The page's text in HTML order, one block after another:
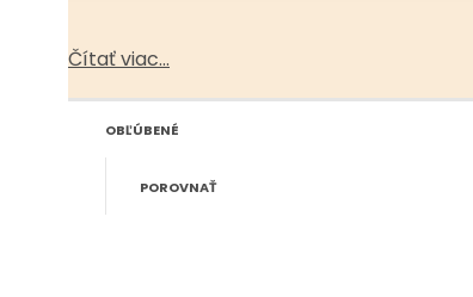
Čítať viac...
OBĽÚBENÉ
POROVNAŤ